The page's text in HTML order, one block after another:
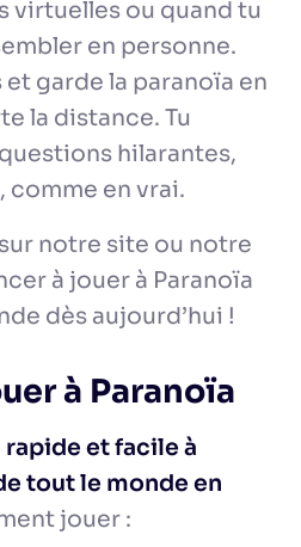
virtuelles ou quand tu
en personne.
garde la paranoïa en
la distance. Tu
hilarantes,
comme en vrai.
sur notre site ou notre
à jouer à Paranoïa
dès aujourd’hui !
à Paranoïa
rapide et facile à
tout le monde en
jouer :